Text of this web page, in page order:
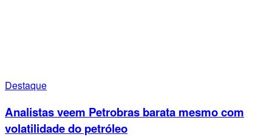
Destaque
Analistas veem Petrobras barata mesmo com
volatilidade do petróleo